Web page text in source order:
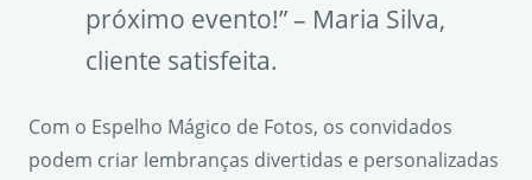
próximo evento!” – Maria Silva,
cliente satisfeita.
Com o Espelho Mágico de Fotos, os convidados
podem criar lembranças divertidas e personalizadas